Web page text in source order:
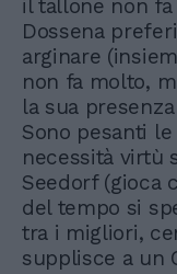
il tallone non
Dossena
arginare
non fa molto,
la sua
Sono pesanti
necessità virtù
Seedorf (gioca
del tempo si
tra i migliori,
supplisce a un